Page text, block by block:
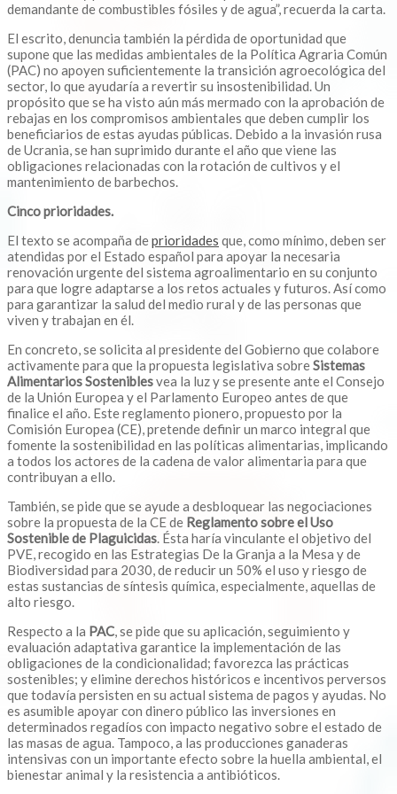
demandante de combustibles fósiles y de agua”, recuerda la carta.
El escrito, denuncia también la pérdida de oportunidad que
supone que las medidas ambientales de la Política Agraria Común
(PAC) no apoyen suficientemente la transición agroecológica del
sector, lo que ayudaría a revertir su insostenibilidad. Un
propósito que se ha visto aún más mermado con la aprobación de
rebajas en los compromisos ambientales que deben cumplir los
beneficiarios de estas ayudas públicas. Debido a la invasión rusa
de Ucrania, se han suprimido durante el año que viene las
obligaciones relacionadas con la rotación de cultivos y el
mantenimiento de barbechos.
Cinco prioridades.
El texto se acompaña deprioridades que, como mínimo, deben ser
atendidas por el Estado español para apoyar la necesaria
renovación urgente del sistema agroalimentario en su conjunto
para que logre adaptarse a los retos actuales y futuros. Así como
para garantizar la salud del medio rural y de las personas que
viven y trabajan en él.
En concreto, se solicita al presidente del Gobierno que colabore
activamente para que la propuesta legislativa sobreSistemas
Alimentarios Sosteniblesvea la luz y se presente ante el Consejo
de la Unión Europea y el Parlamento Europeo antes de que
finalice el año. Este reglamento pionero, propuesto por la
Comisión Europea (CE), pretende definir un marco integral que
fomente la sostenibilidad en las políticas alimentarias, implicando
a todos los actores de la cadena de valor alimentaria para que
contribuyan a ello.
También, se pide que se ayude a desbloquear las negociaciones
sobre la propuesta de la CE de Reglamento sobre el Uso
Sostenible de Plaguicidas. Ésta haría vinculante el objetivo del
PVE, recogido en las Estrategias De la Granja a la Mesa y de
Biodiversidad para 2030, de reducir un 50% el uso y riesgo de
estas sustancias de síntesis química, especialmente, aquellas de
alto riesgo.
Respecto a la PAC, se pide que su aplicación, seguimiento y
evaluación adaptativa garantice la implementación de las
obligaciones de la condicionalidad; favorezca las prácticas
sostenibles; y elimine derechos históricos e incentivos perversos
que todavía persisten en su actual sistema de pagos y ayudas. No
es asumible apoyar con dinero público las inversiones en
determinados regadíos con impacto negativo sobre el estado de
las masas de agua. Tampoco, a las producciones ganaderas
intensivas con un importante efecto sobre la huella ambiental, el
bienestar animal y la resistencia a antibióticos.